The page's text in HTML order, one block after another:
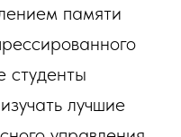
памяти
студенты
лучшие